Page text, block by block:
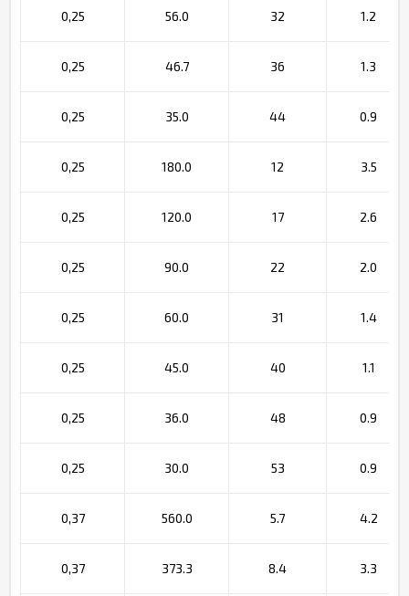
0,25 56.0 32 1.2
0,25 46.7 36 1.3
0,25 35.0 44 0.9
0,25 180.0 12 3.5
0,25 120.0 17 2.6
0,25 90.0 22 2.0
0,25 60.0 31 1.4
0,25 45.0 40 1.1
0,25 36.0 48 0.9
0,25 30.0 53 0.9
0,37 560.0 5.7 4.2
0,37 373.3 8.4 3.3